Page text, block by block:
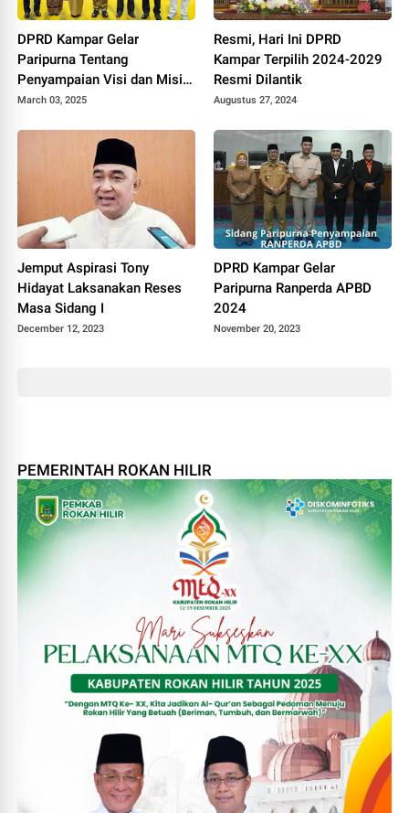
DPRD Kampar Gelar
Paripurna Tentang
Penyampaian Visi dan Misi
Bupati
March 03, 2025
Resmi, Hari Ini DPRD
Kampar Terpilih 2024-2029
Resmi Dilantik
Augustus 27, 2024
Jemput Aspirasi Tony
Hidayat Laksanakan Reses
Masa Sidang I
December 12, 2023
DPRD Kampar Gelar
Paripurna Ranperda APBD
2024
November 20, 2023
PEMERINTAH ROKAN HILIR